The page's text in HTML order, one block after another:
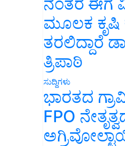
ಮೂಲಕ ಕೃಷಿ
ತರಲಿದ್ದಾರೆ
ತ್ರಿಪಾಠಿ
ಸುದ್ದಿಗಳು
ಭಾರತದ
FPO